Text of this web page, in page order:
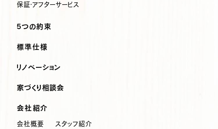
保証・アフターサービス
5つの約束
標準仕様
リノベーション
家づくり相談会
会社紹介
会社概要 スタッフ紹介